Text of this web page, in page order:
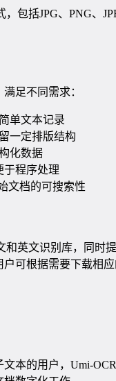
包括JPG、PNG、
足不同需求：
单文本记录
一定排版结构
化数据
于程序处理
文档的可搜索性
和英文识别库，同时
可根据需要下载相应
本的用户，Umi-